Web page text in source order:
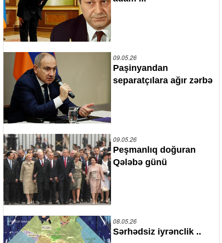
09.05.26
Paşinyandan
separatçılara ağır zərbə
09.05.26
Peşmanlıq doğuran
Qələbə günü
08.05.26
Sərhədsiz iyrənclik ..